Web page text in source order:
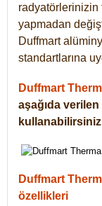
radyatörlerinizin
yapmadan
Duffmart
standartlarına
Duffmart
aşağıda
Duffmart
özellikleri